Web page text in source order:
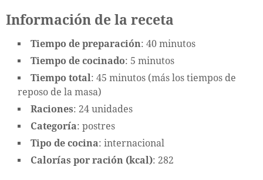
Información de la receta
Tiempo de preparación: 40 minutos
Tiempo de cocinado: 5 minutos
Tiempo total: 45 minutos (más los tiempos de
reposo de la masa)
Raciones: 24 unidades
Categoría: postres
Tipo de cocina: internacional
Calorías por ración (kcal): 282